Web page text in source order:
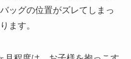
ッグの位置がズレてしまっ
ます。